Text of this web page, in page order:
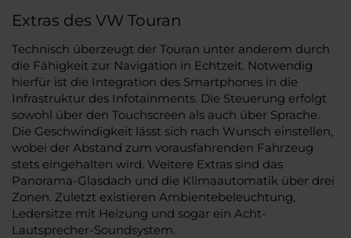
Extras des VW Touran
Technisch überzeugt der Touran unter anderem durch
die Fähigkeit zur Navigation in Echtzeit. Notwendig
hierfür ist die Integration des Smartphones in die
Infrastruktur des Infotainments. Die Steuerung erfolgt
sowohl über den Touchscreen als auch über Sprache.
Die Geschwindigkeit lässt sich nach Wunsch einstellen,
wobei der Abstand zum vorausfahrenden Fahrzeug
stets eingehalten wird. Weitere Extras sind das
Panorama-Glasdach und die Klimaautomatik über drei
Zonen. Zuletzt existieren Ambientebeleuchtung,
Ledersitze mit Heizung und sogar ein Acht-
Lautsprecher-Soundsystem.